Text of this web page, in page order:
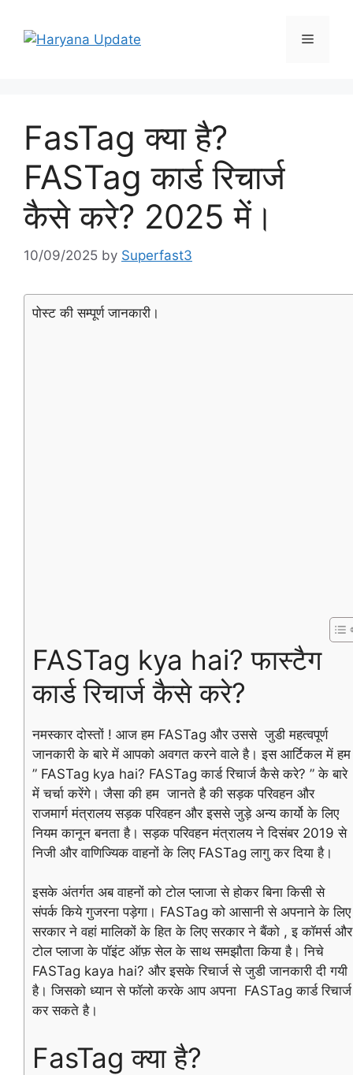
content
Menu
FasTag क्या है?
FASTag कार्ड रिचार्ज
कैसे करे? 2025 में।
10/09/2025 by Superfast3
पोस्ट की सम्पूर्ण जानकारी।
FASTag kya hai? फास्टैग
कार्ड रिचार्ज कैसे करे?
नमस्कार दोस्तों ! आज हम FASTag और उससे जुडी महत्वपूर्ण
जानकारी के बारे में आपको अवगत करने वाले है। इस आर्टिकल में हम
” FASTag kya hai? FASTag कार्ड रिचार्ज कैसे करे? ” के बारे
में चर्चा करेंगे। जैसा की हम जानते है की सड़क परिवहन और
राजमार्ग मंत्रालय सड़क परिवहन और इससे जुड़े अन्य कार्यो के लिए
नियम कानून बनता है। सड़क परिवहन मंत्रालय ने दिसंबर 2019 से
निजी और वाणिज्यिक वाहनों के लिए FASTag लागु कर दिया है।
इसके अंतर्गत अब वाहनों को टोल प्लाजा से होकर बिना किसी से
संपर्क किये गुजरना पड़ेगा। FASTag को आसानी से अपनाने के लिए
सरकार ने वहां मालिकों के हित के लिए सरकार ने बैंको , इ कॉमर्स और
टोल प्लाजा के पॉइंट ऑफ़ सेल के साथ समझौता किया है। निचे
FASTag kaya hai? और इसके रिचार्ज से जुडी जानकारी दी गयी
है। जिसको ध्यान से फॉलो करके आप अपना FASTag कार्ड रिचार्ज
कर सकते है।
FasTag क्या है?